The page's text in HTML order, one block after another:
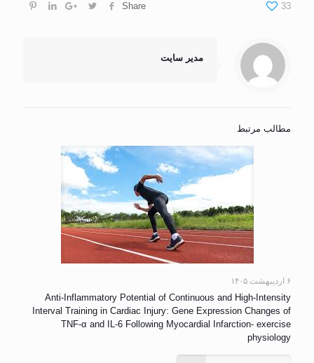
Share 33
مدیر سایت
مطالب مرتبط
۶ اردیبهشت ۱۴۰۵
Anti-Inflammatory Potential of Continuous and High-Intensity
Interval Training in Cardiac Injury: Gene Expression Changes of
TNF-α and IL-6 Following Myocardial Infarction- exercise
physiology